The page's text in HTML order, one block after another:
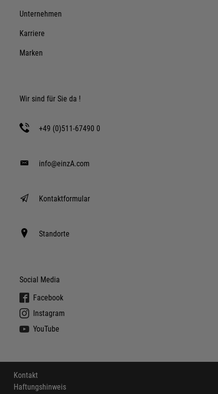
Unternehmen
Karriere
Marken
Wir sind für Sie da !
+49 (0)511-67490 0
info@einzA.com
Kontaktformular
Standorte
Social Media
Facebook
Instagram
YouTube
Kontakt
Haftungshinweis